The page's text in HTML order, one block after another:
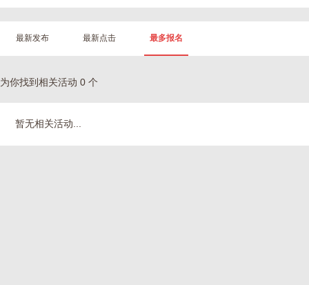
最新发布 最新点击 最多报名
为你找到相关活动 0 个
暂无相关活动...